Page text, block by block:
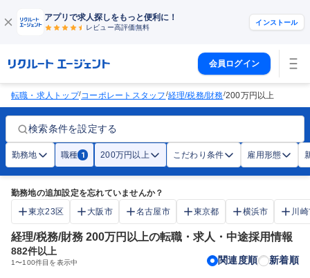
アプリで求人探しをもっと便利に！
レビュー高評価無料
インストール
会員ログイン
転職・求人トップ/コーポレートスタッフ/経理/税務/財務/200万円以上
検索条件を設定する
勤務地 職種 1 200万円以上 こだわり条件 雇用形態
勤務地の追加設定を忘れていませんか？
東京23区
大阪市 名古屋市 東京都 横浜市 川
経理/税務/財務 200万円以上の転職・求人・中途採用情報
882件以上
1〜100件目を表示中 関連度順 新着順